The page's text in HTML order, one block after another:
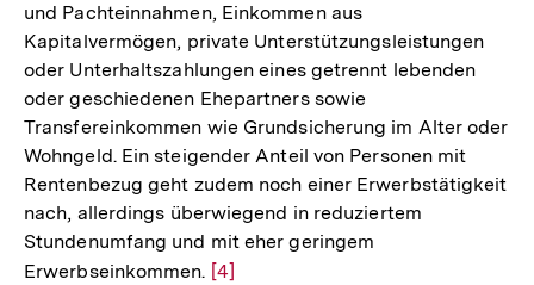
und Pachteinnahmen, Einkommen aus
Kapitalvermögen, private Unterstützungsleistungen
oder Unterhaltszahlungen eines getrennt lebenden
oder geschiedenen Ehepartners sowie
Transfereinkommen wie Grundsicherung im Alter oder
Wohngeld. Ein steigender Anteil von Personen mit
Rentenbezug geht zudem noch einer Erwerbstätigkeit
nach, allerdings überwiegend in reduziertem
Stundenumfang und mit eher geringem
Erwerbseinkommen. Zur
[4]